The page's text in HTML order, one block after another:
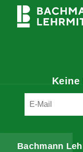
Keine
Bachmann